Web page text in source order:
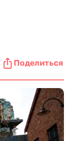
Поделиться